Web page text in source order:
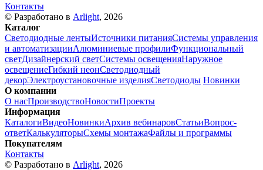
Контакты
© Разработано в Arlight, 2026
Каталог
Светодиодные лентыИсточники питанияСистемы управления
и автоматизацииАлюминиевые профилиФункциональный
светДизайнерский светСистемы освещенияНаружное
освещениеГибкий неонСветодиодный
декорЭлектроустановочные изделияСветодиоды Новинки
О компании
О насПроизводствоНовостиПроекты
Информация
КаталогиВидеоНовинкиАрхив вебинаровСтатьиВопрос-
ответКалькуляторыСхемы монтажаФайлы и программы
Покупателям
Контакты
© Разработано в Arlight, 2026